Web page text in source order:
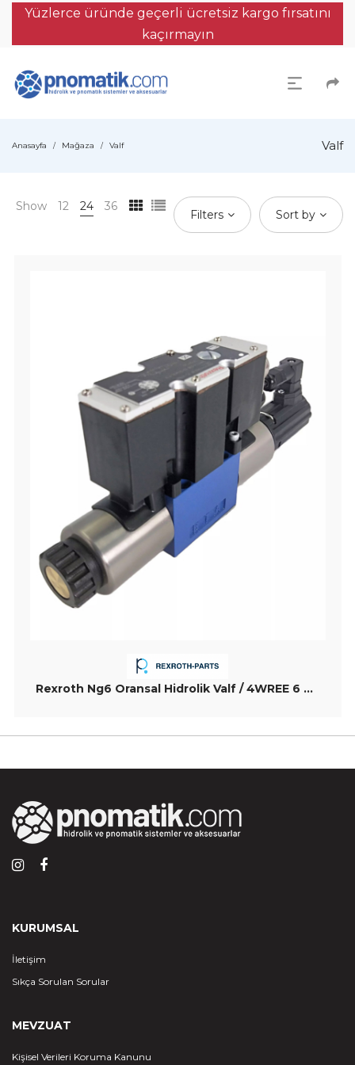
Yüzlerce üründe geçerli ücretsiz kargo fırsatını
kaçırmayın
Anasayfa / Mağaza / Valf Valf
Show 12 24 36
Filters Sort by
Rexroth Ng6 Oransal Hidrolik Valf / 4WREE 6 W 32-24 G24K3VD1N / R900911004
KURUMSAL
İletişim
Sıkça Sorulan Sorular
MEVZUAT
Kişisel Verileri Koruma Kanunu